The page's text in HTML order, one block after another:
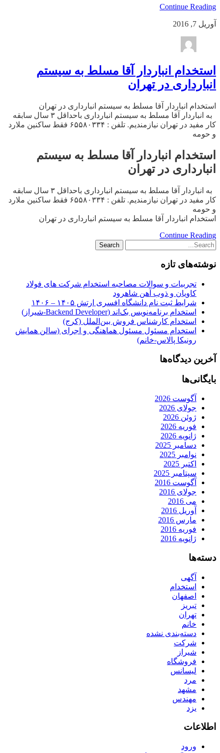
Continue Reading
آوریل 7, 2016
استخدام انباردار آقا مسلط به سیستم
انبارداری در تهران
استخدام انباردار آقا مسلط به سیستم انبارداری در تهران
به انباردار آقا مسلط به سیستم انبارداری باحداقل ۳ سال سابقه
کار مفید در تهران نیازمندیم. تلفن : ۶۵۵۸۰۳۳۴ فقط ساکنین ملارد
و حومه
استخدام انباردار آقا مسلط به سیستم
انبارداری در تهران
به انباردار آقا مسلط به سیستم انبارداری باحداقل ۳ سال سابقه
کار مفید در تهران نیازمندیم. تلفن : ۶۵۵۸۰۳۳۴ فقط ساکنین ملارد
و حومه
استخدام انباردار آقا مسلط به سیستم انبارداری در تهران
Continue Reading
نوشته‌های تازه
تجربیات و سوالات مصاحبه استخدام شرکت های فولاد
کاویان و ذوب آهن شاهرود
شرایط ثبت نام دانشگاه افسری ارتش ۱۴۰۵ – ۱۴۰۶
استخدام برنامه‌نویس بک‌اند (Backend Developer-شیراز)
استخدام کارشناس فروش بین‌الملل (کرج)
استخدام مسئول مسئول هماهنگی و اجرای (سالن همایش
رونیکا پالاس-خانم)
آخرین دیدگاه‌ها
بایگانی‌ها
آگوست 2026
جولای 2026
ژوئن 2026
فوریه 2026
ژانویه 2026
دسامبر 2025
نوامبر 2025
اکتبر 2025
سپتامبر 2025
آگوست 2016
جولای 2016
می 2016
آوریل 2016
مارس 2016
فوریه 2016
ژانویه 2016
دسته‌ها
آگهی
استخدام
اصفهان
تبریز
تهران
خانم
دسته‌بندی نشده
شرکت
شیراز
فروشگاه
لیسانس
مرد
مشهد
مهندس
یزد
اطلاعات
ورود